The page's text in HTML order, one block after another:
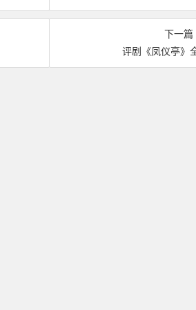
下一篇
评剧《凤仪亭》